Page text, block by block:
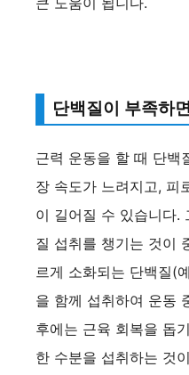
단백질이 부족하
근력 운동을 할 때 단백
장 속도가 느려지고, 피
이 길어질 수 있습니다.
질 섭취를 챙기는 것이
르게 소화되는 단백질(
을 함께 섭취하여 운동
후에는 근육 회복을 돕
한 수분을 섭취하는 것